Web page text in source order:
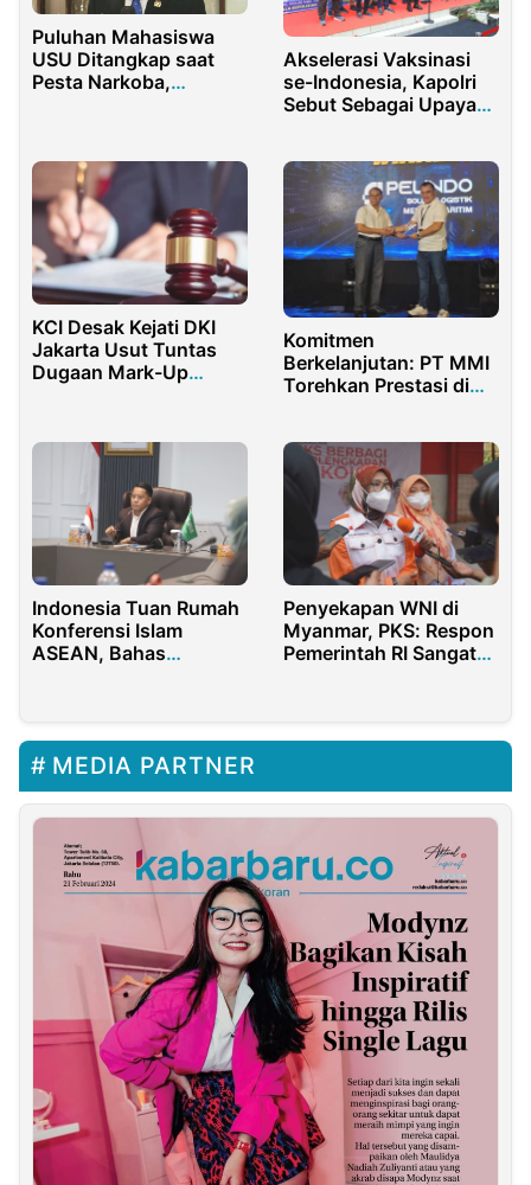
Puluhan Mahasiswa
USU Ditangkap saat
Pesta Narkoba,
Akselerasi Vaksinasi
se-Indonesia, Kapolri
Sebut Sebagai Upaya
KCI Desak Kejati DKI
Jakarta Usut Tuntas
Dugaan Mark-Up
Komitmen
Berkelanjutan: PT MMI
Torehkan Prestasi di
Indonesia Tuan Rumah
Konferensi Islam
ASEAN, Bahas
Penyekapan WNI di
Myanmar, PKS: Respon
Pemerintah RI Sangat
MEDIA PARTNER